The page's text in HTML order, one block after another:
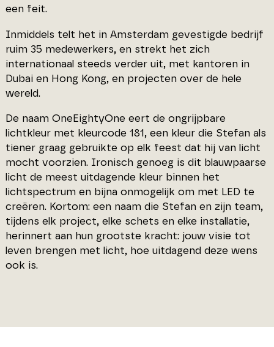
een feit.
Inmiddels telt het in Amsterdam gevestigde bedrijf
ruim 35 medewerkers, en strekt het zich
internationaal steeds verder uit, met kantoren in
Dubai en Hong Kong, en projecten over de hele
wereld.
De naam OneEightyOne eert de ongrijpbare
lichtkleur met kleurcode 181, een kleur die Stefan als
tiener graag gebruikte op elk feest dat hij van licht
mocht voorzien. Ironisch genoeg is dit blauwpaarse
licht de meest uitdagende kleur binnen het
lichtspectrum en bijna onmogelijk om met LED te
creëren. Kortom: een naam die Stefan en zijn team,
tijdens elk project, elke schets en elke installatie,
herinnert aan hun grootste kracht: jouw visie tot
leven brengen met licht, hoe uitdagend deze wens
ook is.